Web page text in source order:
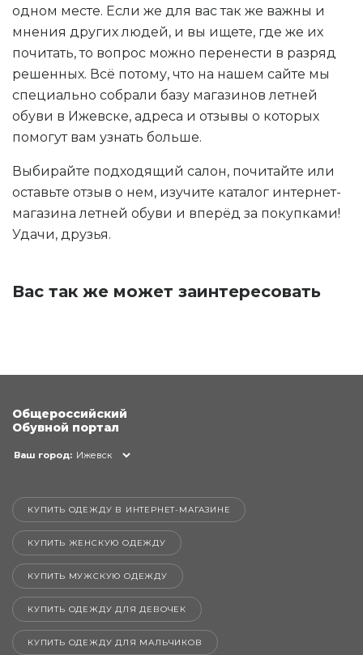
одном месте. Если же для вас так же важны и
мнения других людей, и вы ищете, где же их
почитать, то вопрос можно перенести в разряд
решенных. Всё потому, что на нашем сайте мы
специально собрали базу магазинов летней
обуви в Ижевске, адреса и отзывы о которых
помогут вам узнать больше.
Выбирайте подходящий салон, почитайте или
оставьте отзыв о нем, изучите каталог интернет-
магазина летней обуви и вперёд за покупками!
Удачи, друзья.
Вас так же может заинтересовать
Общероссийский
Обувной портал
Ваш город: Ижевск
КУПИТЬ ОДЕЖДУ В ИНТЕРНЕТ-МАГАЗИНЕ
КУПИТЬ ЖЕНСКУЮ ОДЕЖДУ
КУПИТЬ МУЖСКУЮ ОДЕЖДУ
КУПИТЬ ОДЕЖДУ ДЛЯ ДЕВОЧЕК
КУПИТЬ ОДЕЖДУ ДЛЯ МАЛЬЧИКОВ